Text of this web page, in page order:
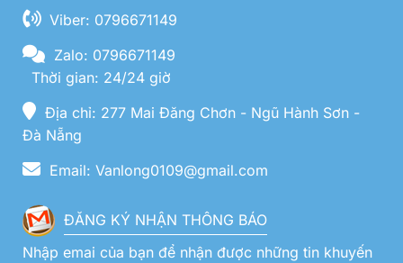
Viber: 0796671149
Zalo: 0796671149
Thời gian: 24/24 giờ
Địa chỉ: 277 Mai Đăng Chơn - Ngũ Hành Sơn -
Đà Nẵng
Email: Vanlong0109@gmail.com
ĐĂNG KÝ NHẬN THÔNG BÁO
Nhập emai của bạn để nhận được những tin khuyến